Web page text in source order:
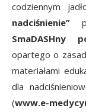
codziennym
nadciśnienie”
SmaDASHny
opartego o
materiałami
dla
(www.e-